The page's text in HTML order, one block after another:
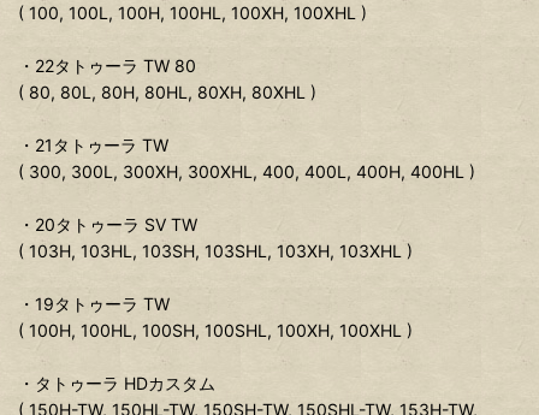
( 100, 100L, 100H, 100HL, 100XH, 100XHL )
・22タトゥーラ TW 80
( 80, 80L, 80H, 80HL, 80XH, 80XHL )
・21タトゥーラ TW
( 300, 300L, 300XH, 300XHL, 400, 400L, 400H, 400HL )
・20タトゥーラ SV TW
( 103H, 103HL, 103SH, 103SHL, 103XH, 103XHL )
・19タトゥーラ TW
( 100H, 100HL, 100SH, 100SHL, 100XH, 100XHL )
・タトゥーラ HDカスタム
( 150H-TW, 150HL-TW, 150SH-TW, 150SHL-TW, 153H-TW,